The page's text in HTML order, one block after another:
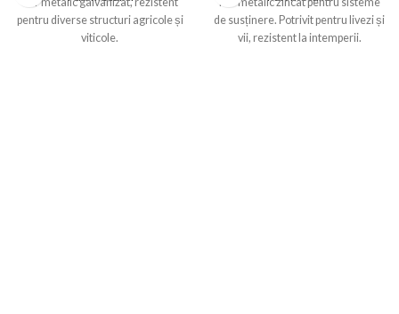
pentru diverse structuri agricole și
viticole.
de susținere. Potrivit pentru livezi și
vii, rezistent la intemperii.